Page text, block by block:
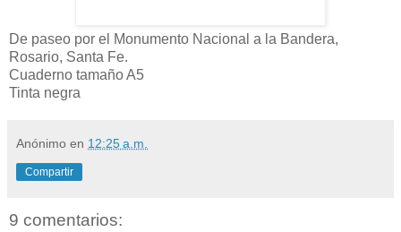
De paseo por el Monumento Nacional a la Bandera,
Rosario, Santa Fe.
Cuaderno tamaño A5
Tinta negra
Anónimo en 12:25 a.m.
Compartir
9 comentarios: